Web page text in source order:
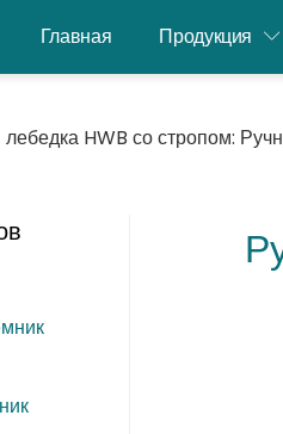
Главная Продукция
HWB со стропом: